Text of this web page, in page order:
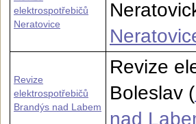
elektrospotřebičů
Neratovice
Revize
elektrospotřebičů
Brandýs nad Labem
Revize
Boleslav (
nad